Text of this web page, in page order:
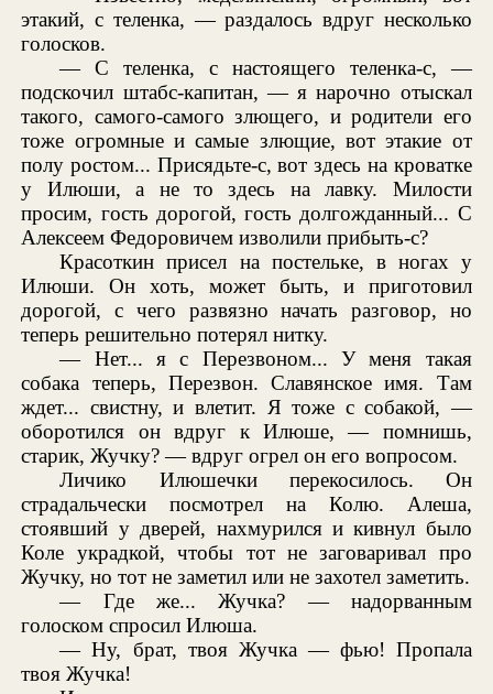
этакий, с теленка, — раздалось вдруг несколько
голосков.
— С теленка, с настоящего теленка-с, —
подскочил штабс-капитан, — я нарочно отыскал
такого, самого-самого злющего, и родители его
тоже огромные и самые злющие, вот этакие от
полу ростом... Присядьте-с, вот здесь на кроватке
у Илюши, а не то здесь на лавку. Милости
просим, гость дорогой, гость долгожданный... С
Алексеем Федоровичем изволили прибыть-с?
Красоткин присел на постельке, в ногах у
Илюши. Он хоть, может быть, и приготовил
дорогой, с чего развязно начать разговор, но
теперь решительно потерял нитку.
— Нет... я с Перезвоном... У меня такая
собака теперь, Перезвон. Славянское имя. Там
ждет... свистну, и влетит. Я тоже с собакой, —
оборотился он вдруг к Илюше, — помнишь,
старик, Жучку? — вдруг огрел он его вопросом.
Личико Илюшечки перекосилось. Он
страдальчески посмотрел на Колю. Алеша,
стоявший у дверей, нахмурился и кивнул было
Коле украдкой, чтобы тот не заговаривал про
Жучку, но тот не заметил или не захотел заметить.
— Где же... Жучка? — надорванным
голоском спросил Илюша.
— Ну, брат, твоя Жучка — фью! Пропала
твоя Жучка!